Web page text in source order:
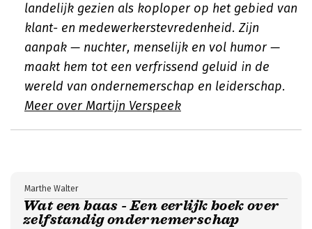
landelijk gezien als koploper op het gebied van
klant- en medewerkerstevredenheid. Zijn
aanpak — nuchter, menselijk en vol humor —
maakt hem tot een verfrissend geluid in de
wereld van ondernemerschap en leiderschap.
Meer over Martijn Verspeek
Wat een baas - Een eerlijk boek over
zelfstandig ondernemerschap
Marthe Walter